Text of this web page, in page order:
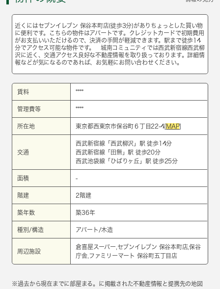
近くにはセブンイレブン 保谷本町店(徒歩3分)がありちょっとした買い物
に便利です。こちらの物件はアパートです。クレジットカードで初期費用
がお支払いいただけるので、決済の手間が軽減できます。駅まで徒歩14
分でアクセス可能な物件です。 城南コミュニティでは西武新宿線西武柳
沢に近く、交通アクセス良好な不動産情報を取り扱っております。詳細情
報などが気になるのであれば、お気軽にお問い合わせください。
賃料 ****
管理費等 ****
所在地 東京都西東京市保谷町６丁目22-4[ MAP]
交通
西武新宿線 「 西武柳沢 」駅 徒歩14分
西武新宿線 「 田無」駅 徒歩20分
西武池袋線 「 ひばりヶ丘 」駅 徒歩25分
面積 -
階建 2階建
築年数 築36年
種別/構造 アパート/木造
周辺施設
倉喜屋スーパー,セブンイレブン 保谷本町店,保谷
庁舎,ファミリーマート 保谷町五丁目店
※過去から現在までに部屋まる。に掲載された不動産情報と提携先の地図